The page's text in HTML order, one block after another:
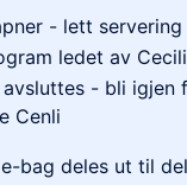
- lett servering
ledet av
avsluttes - bli igjen
Cenli
bag deles ut til